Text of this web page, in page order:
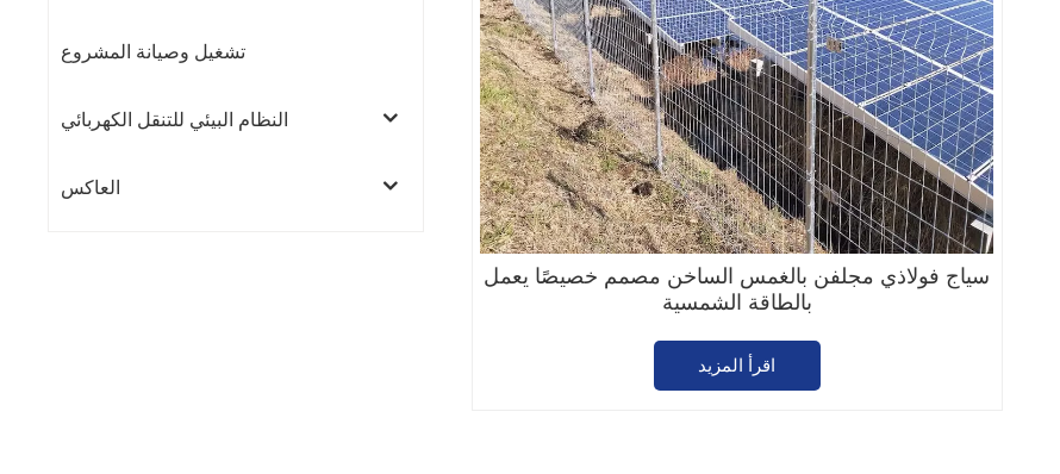
تشغيل وصيانة المشروع
النظام البيئي للتنقل الكهربائي
العاكس
سياج فولاذي مجلفن بالغمس الساخن مصمم خصيصًا يعمل
بالطاقة الشمسية
اقرأ المزيد